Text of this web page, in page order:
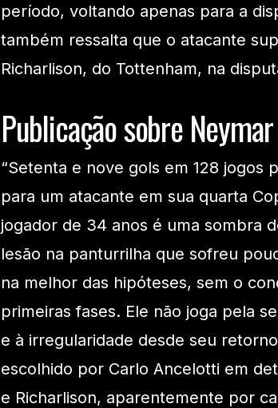
período, voltando apenas para a
também ressalta que o atacante
Richarlison, do Tottenham, na
Publicação sobre Neymar
“Setenta e nove gols em 128 jogos
para um atacante em sua quarta
jogador de 34 anos é uma sombra
lesão na panturrilha que sofreu
na melhor das hipóteses, sem o
primeiras fases. Ele não joga pela
e à irregularidade desde seu
escolhido por Carlo Ancelotti em
e Richarlison, aparentemente por